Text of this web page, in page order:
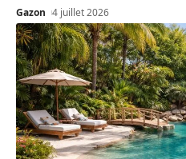
Gazon 4 juillet 2026